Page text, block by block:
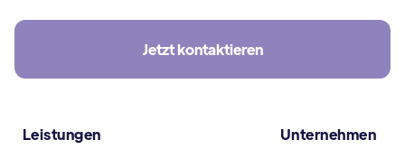
Jetzt kontaktieren
Leistungen Unternehmen